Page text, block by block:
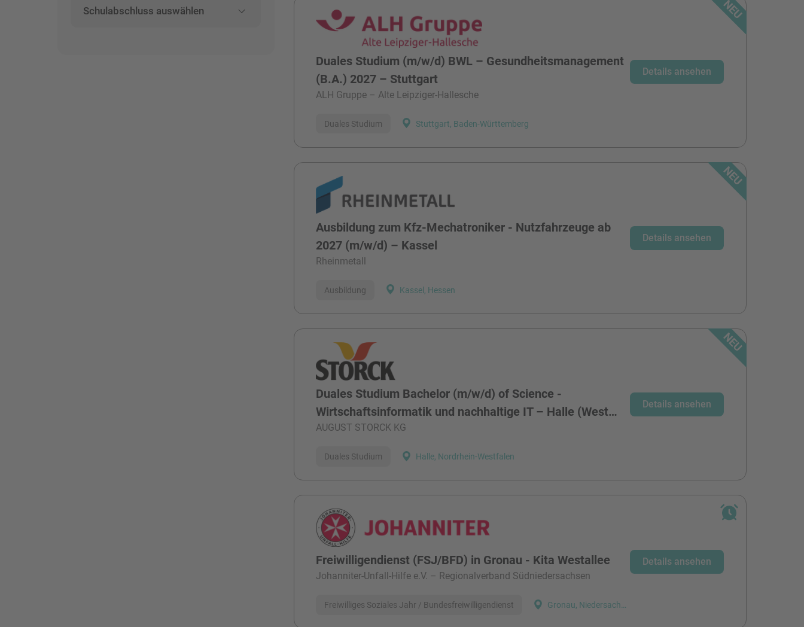
Schulabschluss auswählen
Duales Studium (m/w/d) BWL – Gesundheitsmanagement
(B.A.) 2027 – Stuttgart
ALH Gruppe – Alte Leipziger-Hallesche
Stuttgart, Baden-Württemberg
Duales Studium
Details ansehen
Ausbildung zum Kfz-Mechatroniker - Nutzfahrzeuge ab
2027 (m/w/d) – Kassel
Rheinmetall
Kassel, Hessen
Ausbildung
Details ansehen
Duales Studium Bachelor (m/w/d) of Science -
Wirtschaftsinformatik und nachhaltige IT – Halle (West…
AUGUST STORCK KG
Halle, Nordrhein-Westfalen
Duales Studium
Details ansehen
Freiwilligendienst (FSJ/BFD) in Gronau - Kita Westallee
Johanniter-Unfall-Hilfe e.V. – Regionalverband Südniedersachsen
Gronau, Niedersachsen
Freiwilliges Soziales Jahr / Bundesfreiwilligendienst
Details ansehen